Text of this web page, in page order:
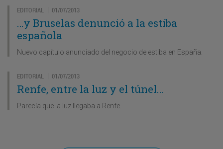
EDITORIAL | 01/07/2013
…y Bruselas denunció a la estiba
española
Nuevo capítulo anunciado del negocio de estiba en España.
EDITORIAL | 01/07/2013
Renfe, entre la luz y el túnel…
Parecía que la luz llegaba a Renfe.